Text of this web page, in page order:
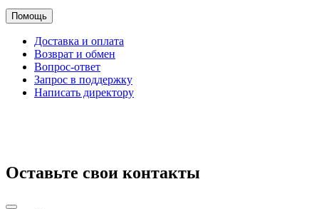
Помощь
Доставка и оплата
Возврат и обмен
Вопрос-ответ
Запрос в поддержку
Написать директору
Оставьте свои контакты